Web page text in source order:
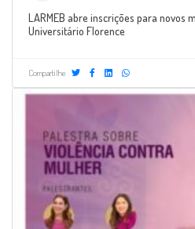
LARMEB abre inscrições para novos
Universitário Florence
Compartilhe